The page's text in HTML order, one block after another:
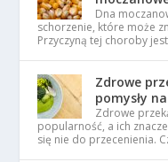
Dna
schorzenie, które może
Przyczyną tej choroby
Zdrowe
pomysły
Zdrowe
popularność, a ich
się nie do przecenienia.